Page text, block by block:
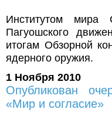
Институтом мира
Пагуошского
итогам Обзорной
ядерного оружия.
1 Ноября 2010
Опубликован
«Мир и согласие»